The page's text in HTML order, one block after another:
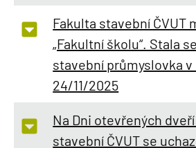
Fakulta stavební ČVUT
„Fakultní školu“. Stala
stavební průmyslovka v
24/11/2025
Na Dni otevřených
stavební ČVUT se